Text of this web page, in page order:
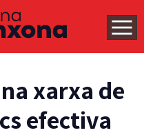
xarxa de
efectiva